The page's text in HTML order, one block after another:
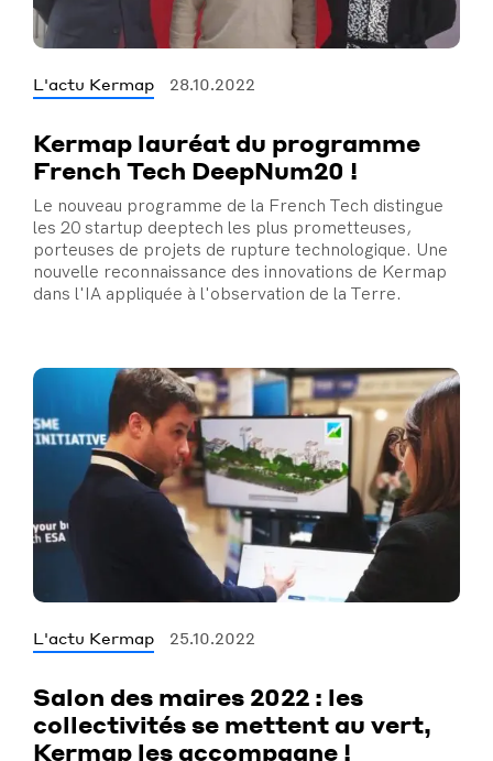
L'actu Kermap 28.10.2022
Kermap lauréat du programme
French Tech DeepNum20 !
Le nouveau programme de la French Tech distingue
les 20 startup deeptech les plus prometteuses,
porteuses de projets de rupture technologique. Une
nouvelle reconnaissance des innovations de Kermap
dans l'IA appliquée à l'observation de la Terre.
L'actu Kermap 25.10.2022
Salon des maires 2022 : les
collectivités se mettent au vert,
Kermap les accompagne !